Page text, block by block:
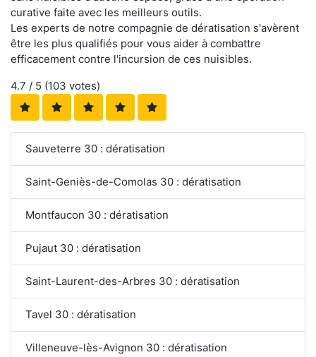
curative faite avec les meilleurs outils.
Les experts de notre compagnie de dératisation s'avèrent
être les plus qualifiés pour vous aider à combattre
efficacement contre l'incursion de ces nuisibles.
4.7 / 5 (103 votes)
Sauveterre 30 : dératisation
Saint-Geniès-de-Comolas 30 : dératisation
Montfaucon 30 : dératisation
Pujaut 30 : dératisation
Saint-Laurent-des-Arbres 30 : dératisation
Tavel 30 : dératisation
Villeneuve-lès-Avignon 30 : dératisation